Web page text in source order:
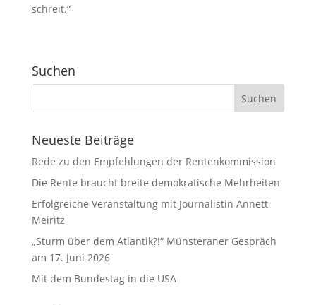
schreit.“
Suchen
Neueste Beiträge
Rede zu den Empfehlungen der Rentenkommission
Die Rente braucht breite demokratische Mehrheiten
Erfolgreiche Veranstaltung mit Journalistin Annett
Meiritz
„Sturm über dem Atlantik?!“ Münsteraner Gespräch
am 17. Juni 2026
Mit dem Bundestag in die USA